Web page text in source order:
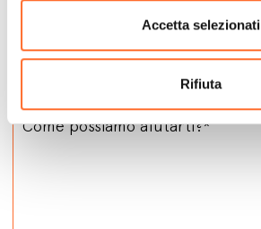
Accetta selezionati
Rifiuta
Contatta